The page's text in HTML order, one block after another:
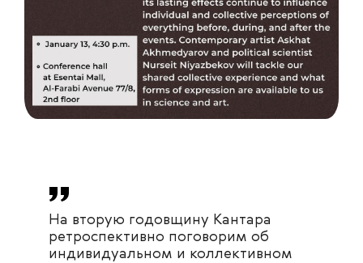
На вторую годовщину Кантара
ретроспективно поговорим об
индивидуальном и коллективном